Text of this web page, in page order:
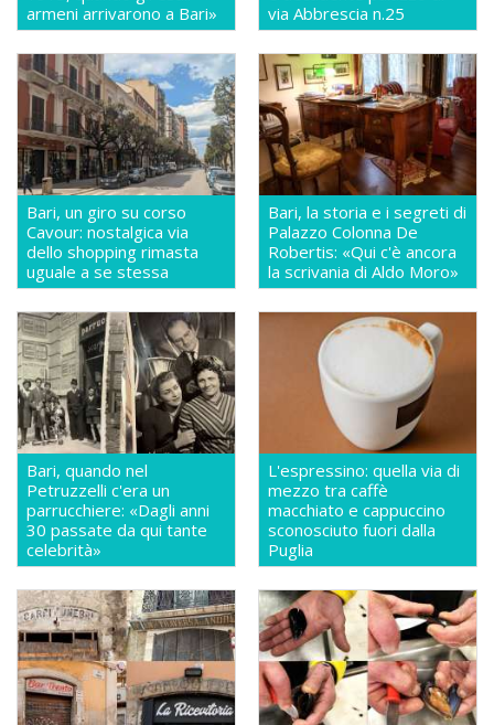
armeni arrivarono a Bari»
via Abbrescia n.25
Bari, un giro su corso
Cavour: nostalgica via
dello shopping rimasta
uguale a se stessa
Bari, la storia e i segreti di
Palazzo Colonna De
Robertis: «Qui c'è ancora
la scrivania di Aldo Moro»
Bari, quando nel
Petruzzelli c'era un
parrucchiere: «Dagli anni
30 passate da qui tante
celebrità»
L'espressino: quella via di
mezzo tra caffè
macchiato e cappuccino
sconosciuto fuori dalla
Puglia